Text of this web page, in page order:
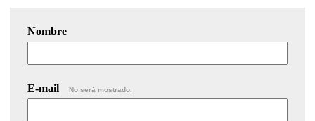
Nombre
E-mail No será mostrado.